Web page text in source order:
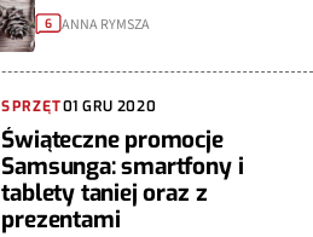
6 ANNA RYMSZA
SPRZĘT01 GRU 2020
Świąteczne promocje
Samsunga: smartfony i
tablety taniej oraz z
prezentami